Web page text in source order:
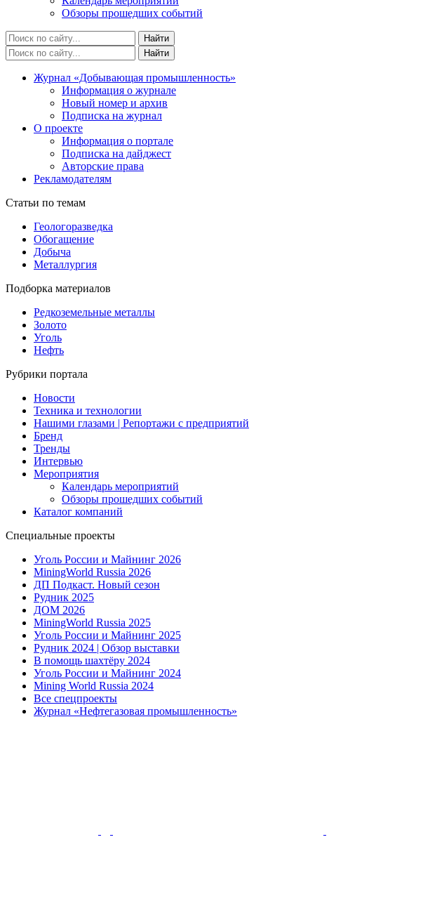
Обзоры прошедших событий
Журнал «Добывающая промышленность»
Информация о журнале
Новый номер и архив
Подписка на журнал
О проекте
Информация о портале
Подписка на дайджест
Авторские права
Рекламодателям
Статьи по темам
Геологоразведка
Обогащение
Добыча
Металлургия
Подборка материалов
Редкоземельные металлы
Золото
Уголь
Нефть
Рубрики портала
Новости
Техника и технологии
Нашими глазами | Репортажи с предприятий
Бренд
Тренды
Интервью
Мероприятия
Календарь мероприятий
Обзоры прошедших событий
Каталог компаний
Специальные проекты
Уголь России и Майнинг 2026
MiningWorld Russia 2026
ДП Подкаст. Новый сезон
Рудник 2025
ДОМ 2026
MiningWorld Russia 2025
Уголь России и Майнинг 2025
Рудник 2024 | Обзор выставки
В помощь шахтёру 2024
Уголь России и Майнинг 2024
Mining World Russia 2024
Все спецпроекты
Журнал «Нефтегазовая промышленность»